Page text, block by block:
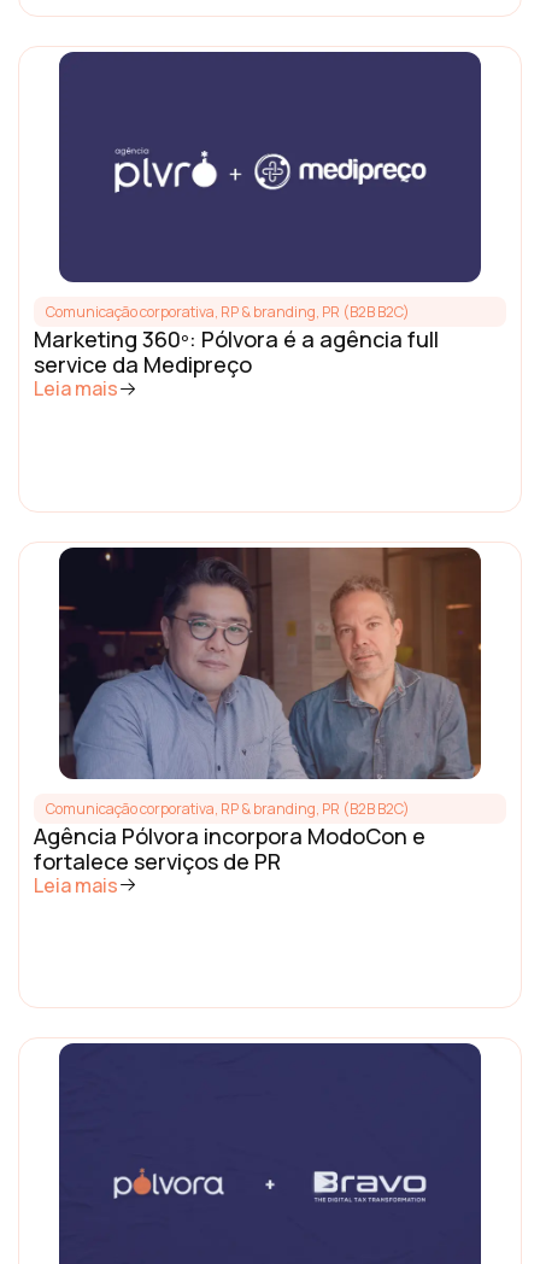
Comunicação corporativa, RP & branding, PR (B2B B2C)
Marketing 360º: Pólvora é a agência full
service da Medipreço
Leia mais
Comunicação corporativa, RP & branding, PR (B2B B2C)
Agência Pólvora incorpora ModoCon e
fortalece serviços de PR
Leia mais